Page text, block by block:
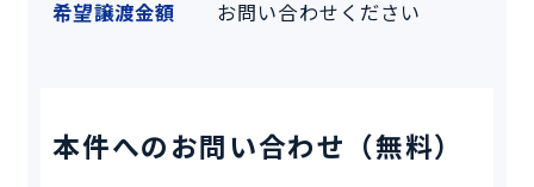
希望譲渡金額 お問い合わせください
本件へのお問い合わせ（無料）